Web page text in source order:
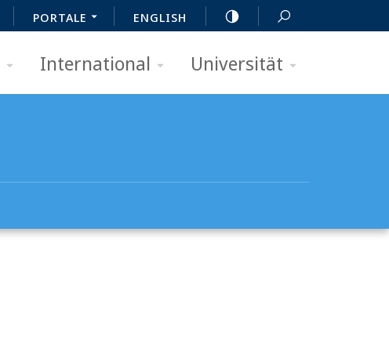
PORTALE ENGLISH
International Universität